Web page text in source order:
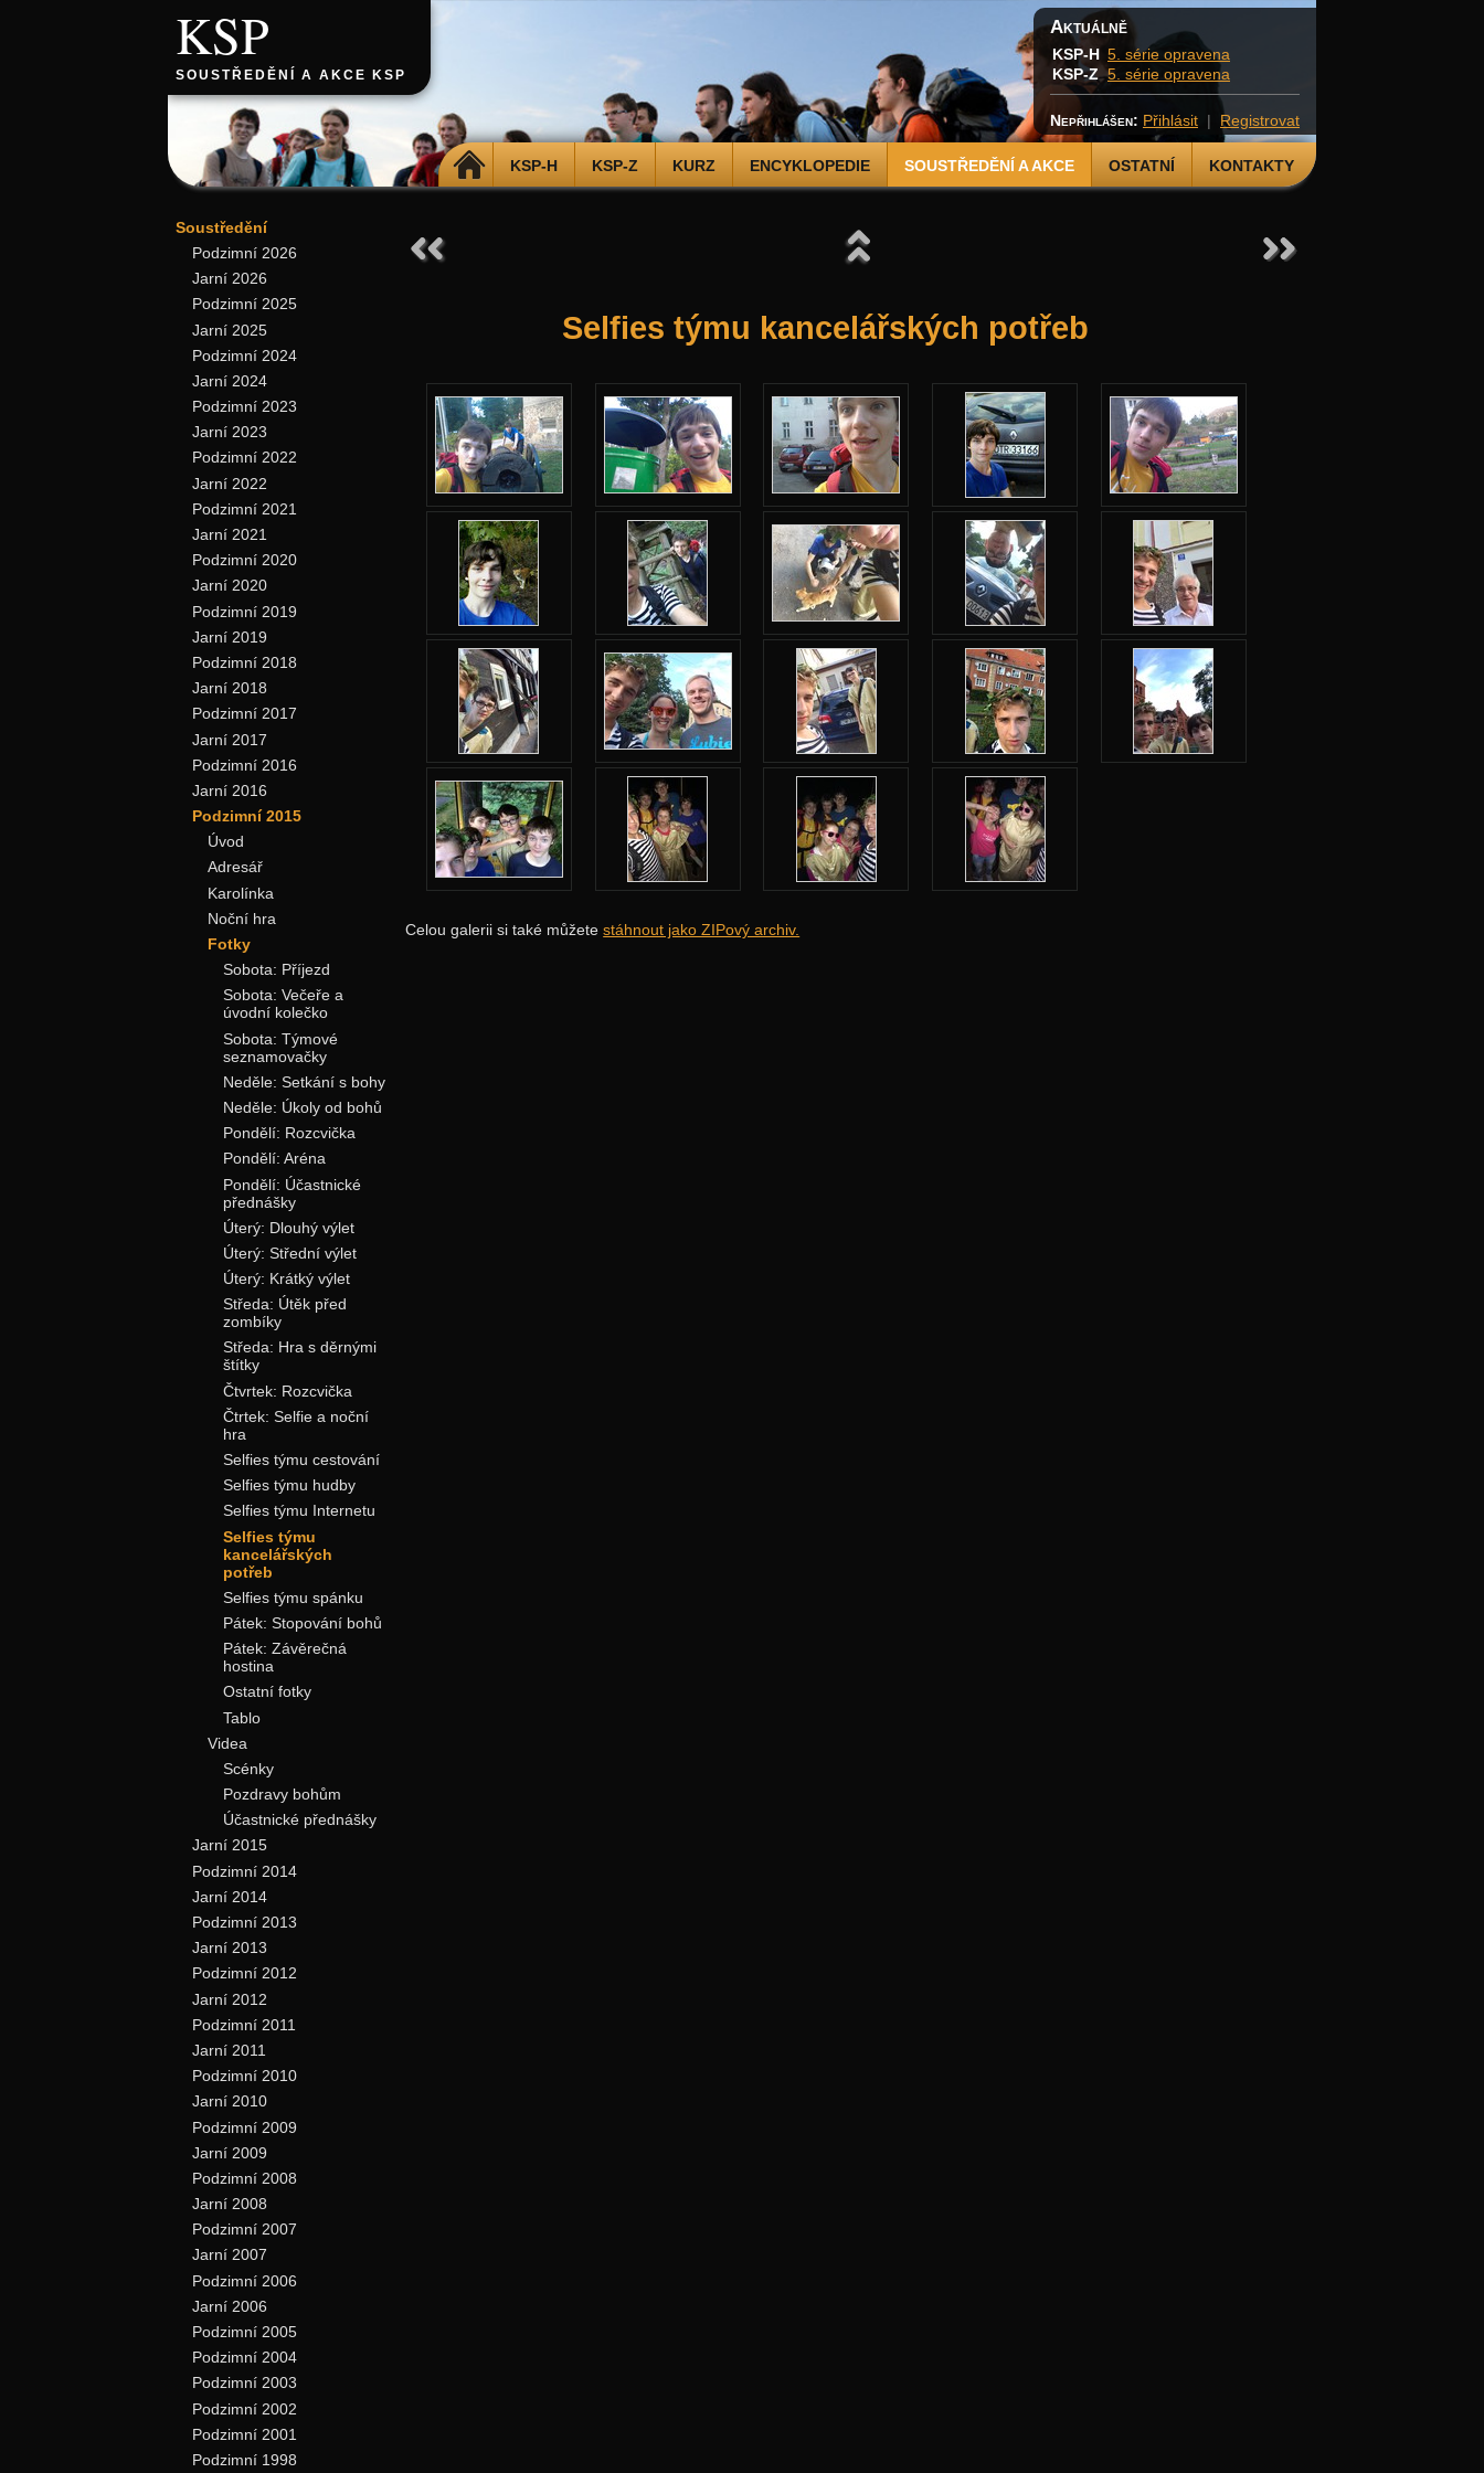
KSP
SOUSTŘEDĚNÍ A AKCE KSP
DOMŮ KSP-H KSP-Z KURZ ENCYKLOPEDIE SOUSTŘEDĚNÍ A AKCE OSTATNÍ KONTAKTY
Aktuálně
KSP-H 5. série opravena
KSP-Z 5. série opravena
Nepřihlášen: Přihlásit | Registrovat
Selfies týmu kancelářských potřeb
Celou galerii si také můžetestáhnout jako ZIPový archiv.
Soustředění
Podzimní 2026
Jarní 2026
Podzimní 2025
Jarní 2025
Podzimní 2024
Jarní 2024
Podzimní 2023
Jarní 2023
Podzimní 2022
Jarní 2022
Podzimní 2021
Jarní 2021
Podzimní 2020
Jarní 2020
Podzimní 2019
Jarní 2019
Podzimní 2018
Jarní 2018
Podzimní 2017
Jarní 2017
Podzimní 2016
Jarní 2016
Podzimní 2015
Úvod
Adresář
Karolínka
Noční hra
Fotky
Sobota: Příjezd
Sobota: Večeře a
úvodní kolečko
Sobota: Týmové
seznamovačky
Neděle: Setkání s bohy
Neděle: Úkoly od bohů
Pondělí: Rozcvička
Pondělí: Aréna
Pondělí: Účastnické
přednášky
Úterý: Dlouhý výlet
Úterý: Střední výlet
Úterý: Krátký výlet
Středa: Útěk před
zombíky
Středa: Hra s děrnými
štítky
Čtvrtek: Rozcvička
Čtrtek: Selfie a noční
hra
Selfies týmu cestování
Selfies týmu hudby
Selfies týmu Internetu
Selfies týmu
kancelářských
potřeb
Selfies týmu spánku
Pátek: Stopování bohů
Pátek: Závěrečná
hostina
Ostatní fotky
Tablo
Videa
Scénky
Pozdravy bohům
Účastnické přednášky
Jarní 2015
Podzimní 2014
Jarní 2014
Podzimní 2013
Jarní 2013
Podzimní 2012
Jarní 2012
Podzimní 2011
Jarní 2011
Podzimní 2010
Jarní 2010
Podzimní 2009
Jarní 2009
Podzimní 2008
Jarní 2008
Podzimní 2007
Jarní 2007
Podzimní 2006
Jarní 2006
Podzimní 2005
Podzimní 2004
Podzimní 2003
Podzimní 2002
Podzimní 2001
Podzimní 1998